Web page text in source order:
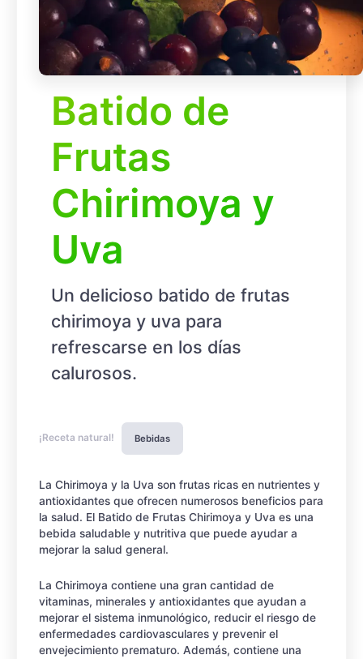
Batido de
Frutas
Chirimoya y
Uva
Un delicioso batido de frutas
chirimoya y uva para
refrescarse en los días
calurosos.
¡Receta natural! Bebidas
La Chirimoya y la Uva son frutas ricas en nutrientes y
antioxidantes que ofrecen numerosos beneficios para
la salud. El Batido de Frutas Chirimoya y Uva es una
bebida saludable y nutritiva que puede ayudar a
mejorar la salud general.
La Chirimoya contiene una gran cantidad de
vitaminas, minerales y antioxidantes que ayudan a
mejorar el sistema inmunológico, reducir el riesgo de
enfermedades cardiovasculares y prevenir el
envejecimiento prematuro. Además, contiene una